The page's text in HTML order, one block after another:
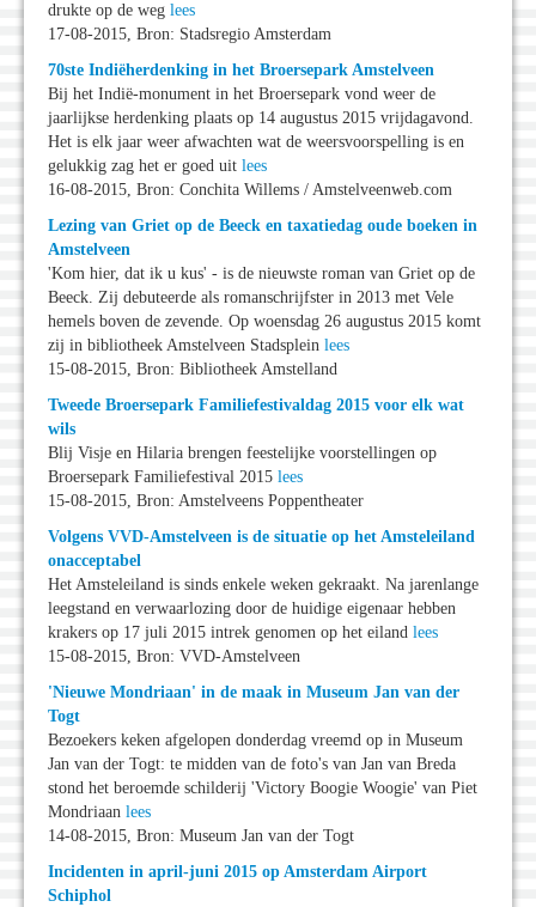
drukte op de weg lees
17-08-2015, Bron: Stadsregio Amsterdam
70ste Indiëherdenking in het Broersepark Amstelveen
Bij het Indië-monument in het Broersepark vond weer de
jaarlijkse herdenking plaats op 14 augustus 2015 vrijdagavond.
Het is elk jaar weer afwachten wat de weersvoorspelling is en
gelukkig zag het er goed uit lees
16-08-2015, Bron: Conchita Willems / Amstelveenweb.com
Lezing van Griet op de Beeck en taxatiedag oude boeken in
Amstelveen
'Kom hier, dat ik u kus' - is de nieuwste roman van Griet op de
Beeck. Zij debuteerde als romanschrijfster in 2013 met Vele
hemels boven de zevende. Op woensdag 26 augustus 2015 komt
zij in bibliotheek Amstelveen Stadsplein lees
15-08-2015, Bron: Bibliotheek Amstelland
Tweede Broersepark Familiefestivaldag 2015 voor elk wat
wils
Blij Visje en Hilaria brengen feestelijke voorstellingen op
Broersepark Familiefestival 2015 lees
15-08-2015, Bron: Amstelveens Poppentheater
Volgens VVD-Amstelveen is de situatie op het Amsteleiland
onacceptabel
Het Amsteleiland is sinds enkele weken gekraakt. Na jarenlange
leegstand en verwaarlozing door de huidige eigenaar hebben
krakers op 17 juli 2015 intrek genomen op het eiland lees
15-08-2015, Bron: VVD-Amstelveen
'Nieuwe Mondriaan' in de maak in Museum Jan van der
Togt
Bezoekers keken afgelopen donderdag vreemd op in Museum
Jan van der Togt: te midden van de foto's van Jan van Breda
stond het beroemde schilderij 'Victory Boogie Woogie' van Piet
Mondriaan lees
14-08-2015, Bron: Museum Jan van der Togt
Incidenten in april-juni 2015 op Amsterdam Airport
Schiphol